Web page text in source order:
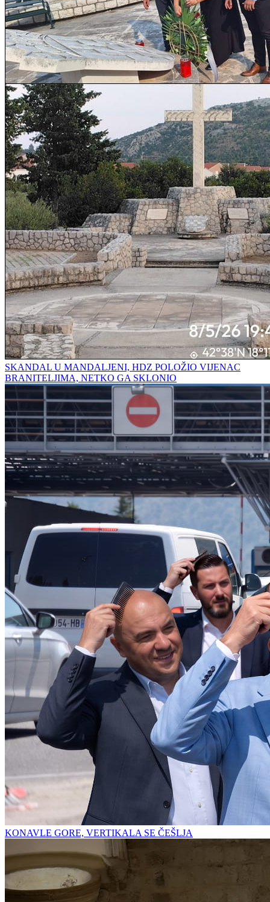
SKANDAL U MANDALJENI, HDZ POLOŽIO VIJENAC
BRANITELJIMA, NETKO GA SKLONIO
KONAVLE GORE, VERTIKALA SE ČEŠLJA